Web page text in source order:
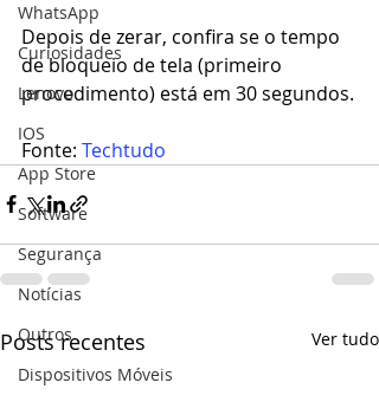
WhatsApp
Curiosidades
Lenovo
IOS
App Store
Software
Segurança
Notícias
Outros
Dispositivos Móveis
Depois de zerar, confira se o tempo
de bloqueio de tela (primeiro
procedimento) está em 30 segundos.
Fonte: Techtudo
Posts recentes Ver tudo